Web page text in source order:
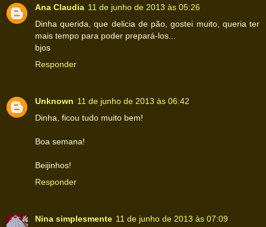
Ana Claudia 11 de junho de 2013 às 05:26
Dinha querida, que delicia de pão, gostei muito, queria ter
mais tempo para poder prepará-los...
bjos
Responder
Unknown 11 de junho de 2013 às 06:42
Dinha, ficou tudo muito bem!
Boa semana!
Beijinhos!
Responder
Nina simplesmente 11 de junho de 2013 às 07:09